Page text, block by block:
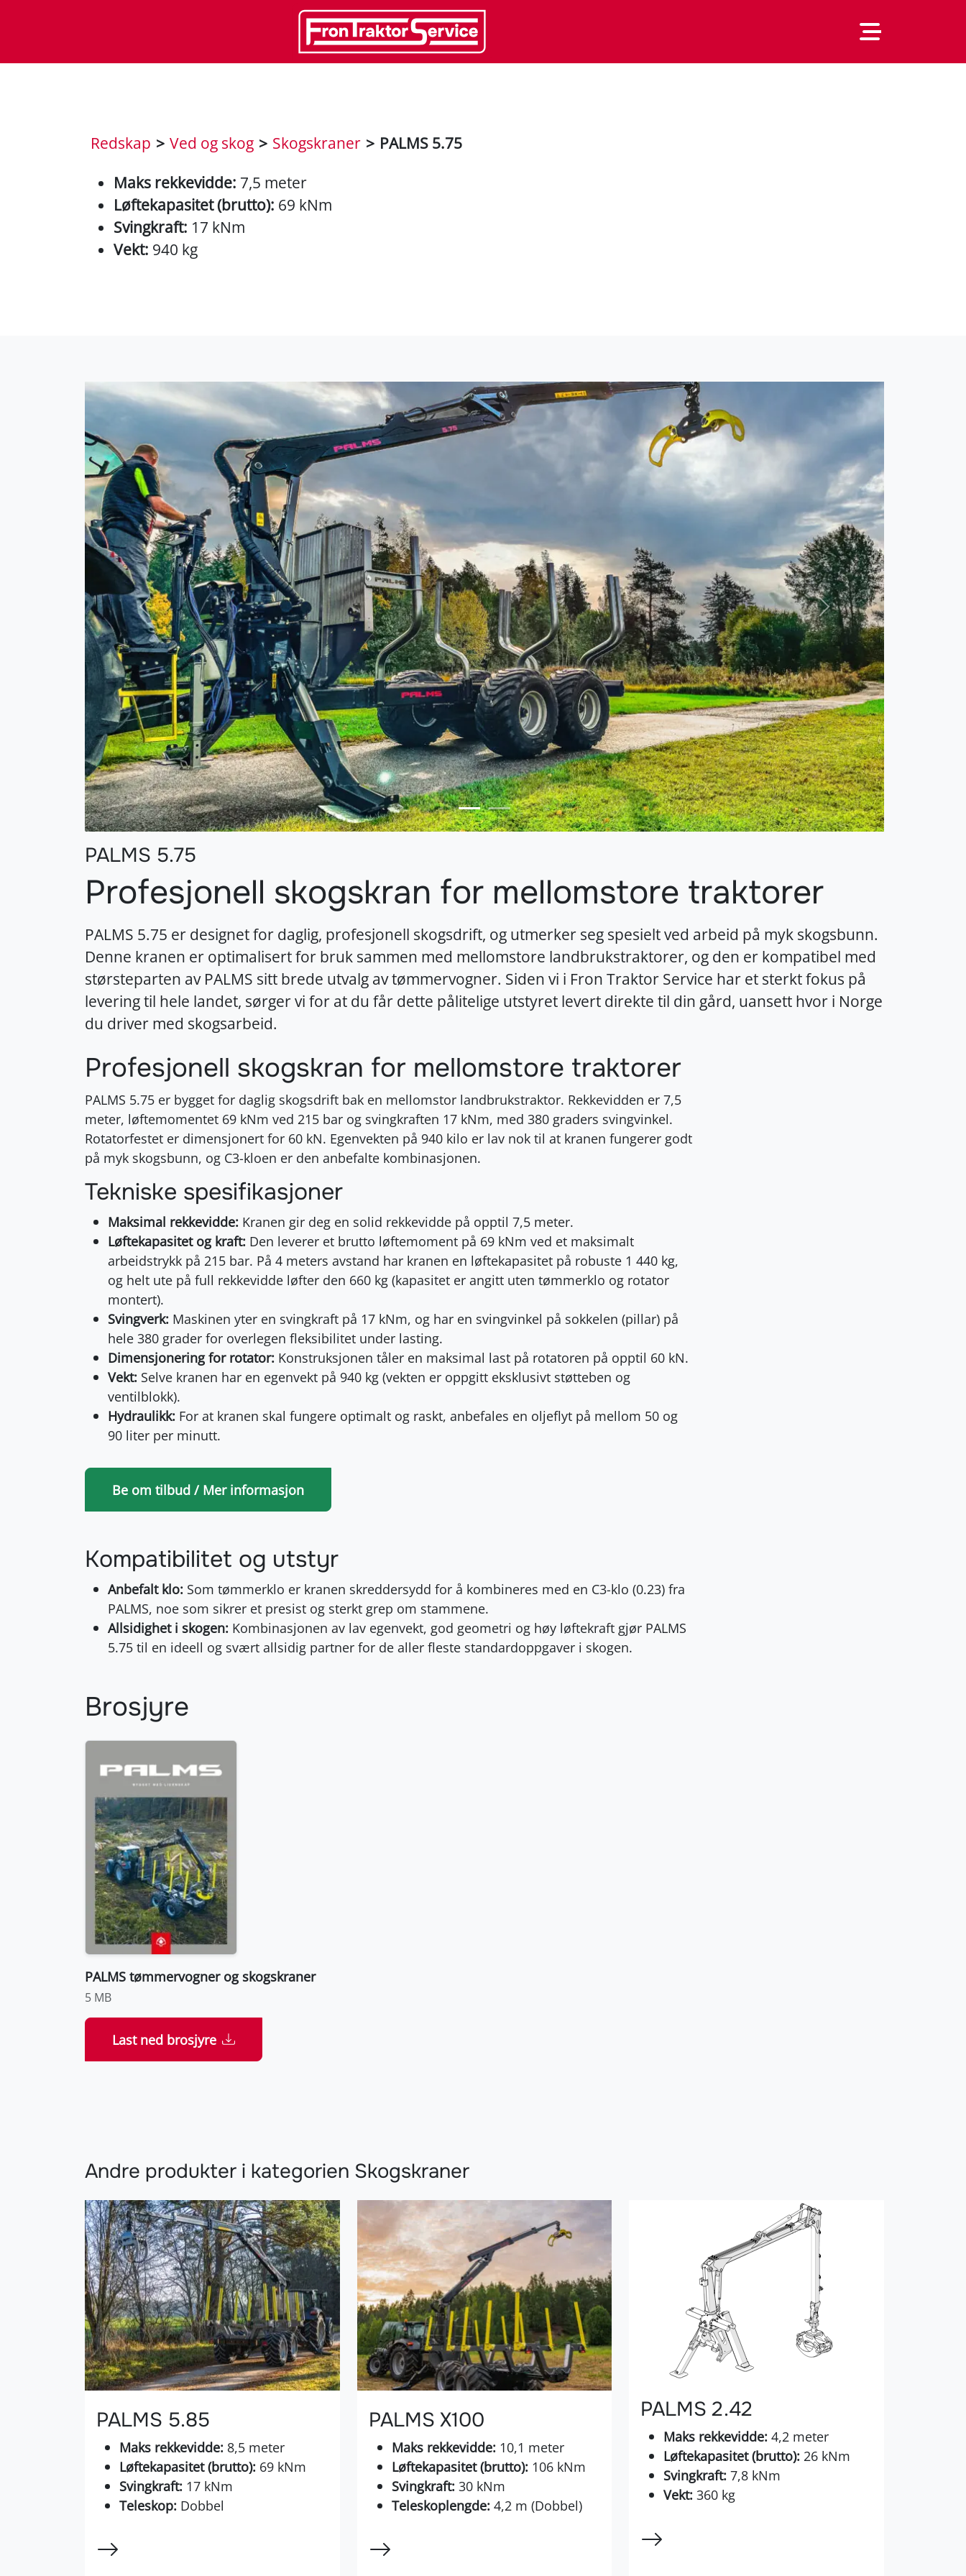
Redskap > Ved og skog > Skogskraner > PALMS 5.75
Maks rekkevidde: 7,5 meter
Løftekapasitet (brutto): 69 kNm
Svingkraft: 17 kNm
Vekt: 940 kg
Forrige Neste
PALMS 5.75
Profesjonell skogskran for mellomstore traktorer
PALMS 5.75 er designet for daglig, profesjonell skogsdrift, og utmerker seg spesielt ved arbeid på myk skogsbunn.
Denne kranen er optimalisert for bruk sammen med mellomstore landbrukstraktorer, og den er kompatibel med
størsteparten av PALMS sitt brede utvalg av tømmervogner. Siden vi i Fron Traktor Service har et sterkt fokus på
levering til hele landet, sørger vi for at du får dette pålitelige utstyret levert direkte til din gård, uansett hvor i Norge
du driver med skogsarbeid.
Profesjonell skogskran for mellomstore traktorer
PALMS 5.75 er bygget for daglig skogsdrift bak en mellomstor landbrukstraktor. Rekkevidden er 7,5
meter, løftemomentet 69 kNm ved 215 bar og svingkraften 17 kNm, med 380 graders svingvinkel.
Rotatorfestet er dimensjonert for 60 kN. Egenvekten på 940 kilo er lav nok til at kranen fungerer godt
på myk skogsbunn, og C3-kloen er den anbefalte kombinasjonen.
Tekniske spesifikasjoner
Maksimal rekkevidde: Kranen gir deg en solid rekkevidde på opptil 7,5 meter.
Løftekapasitet og kraft: Den leverer et brutto løftemoment på 69 kNm ved et maksimalt
arbeidstrykk på 215 bar. På 4 meters avstand har kranen en løftekapasitet på robuste 1 440 kg,
og helt ute på full rekkevidde løfter den 660 kg (kapasitet er angitt uten tømmerklo og rotator
montert).
Svingverk: Maskinen yter en svingkraft på 17 kNm, og har en svingvinkel på sokkelen (pillar) på
hele 380 grader for overlegen fleksibilitet under lasting.
Dimensjonering for rotator: Konstruksjonen tåler en maksimal last på rotatoren på opptil 60 kN.
Vekt: Selve kranen har en egenvekt på 940 kg (vekten er oppgitt eksklusivt støtteben og
ventilblokk).
Hydraulikk: For at kranen skal fungere optimalt og raskt, anbefales en oljeflyt på mellom 50 og
90 liter per minutt.
Be om tilbud / Mer informasjon
Kompatibilitet og utstyr
Anbefalt klo: Som tømmerklo er kranen skreddersydd for å kombineres med en C3-klo (0.23) fra
PALMS, noe som sikrer et presist og sterkt grep om stammene.
Allsidighet i skogen: Kombinasjonen av lav egenvekt, god geometri og høy løftekraft gjør PALMS
5.75 til en ideell og svært allsidig partner for de aller fleste standardoppgaver i skogen.
Brosjyre
PALMS tømmervogner og skogskraner
5 MB
Last ned brosjyre
Andre produkter i kategorien Skogskraner
PALMS 5.85
Maks rekkevidde: 8,5 meter
Løftekapasitet (brutto): 69 kNm
Svingkraft: 17 kNm
Teleskop: Dobbel
PALMS X100
Maks rekkevidde:10,1 meter
Løftekapasitet (brutto):106 kNm
Svingkraft:30 kNm
Teleskoplengde:4,2 m (Dobbel)
PALMS 2.42
Maks rekkevidde: 4,2 meter
Løftekapasitet (brutto): 26 kNm
Svingkraft: 7,8 kNm
Vekt: 360 kg